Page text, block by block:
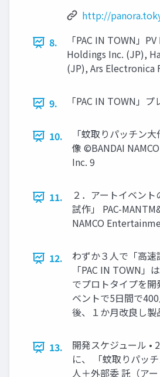
http://
8.
「PAC IN TOWN」
Holdings Inc. (JP),
(JP), Ars Electronica
9. 「PAC IN TOWN」
10.
「蚊取りパッチン
像 ©BANDAI
Inc. 9
11.
２．アートイベン
試作」 PAC-
NAMCO
12.
わずか３人で「高速
「PAC IN TOWN」
でプロトタイプを開
ベントで5日間で
後、１か月改良し製
13.
開発スケジュール •
に、 「蚊取りパッ
人＋外部委 託（ア